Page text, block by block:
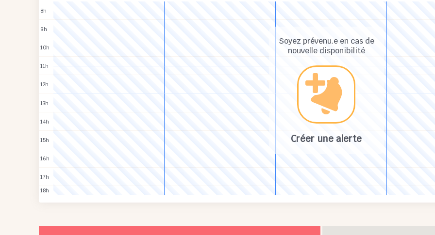
Soyez prévenu.e en cas de
nouvelle disponibilité
Créer une alerte
8h
9h
10h
11h
12h
13h
14h
15h
16h
17h
18h